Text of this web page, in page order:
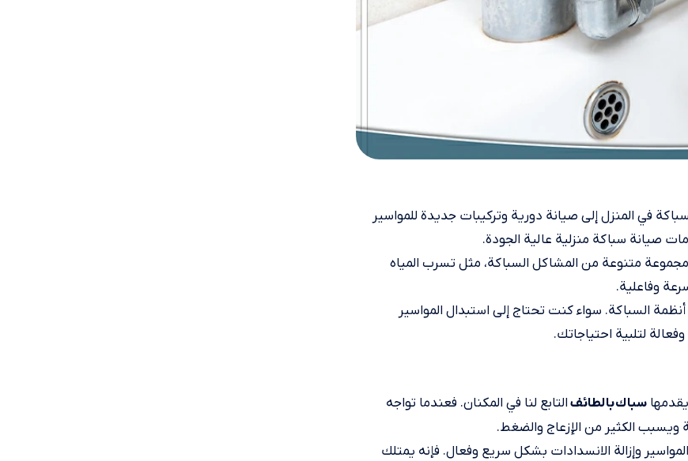
في المنزل إلى صيانة دورية وتركيبات جديدة للمواسير
صيانة سباكة منزلية عالية الجودة.
مع مجموعة متنوعة من المشاكل السباكة، مثل تسرب المياه
وفاعلية.
السباكة. سواء كنت تحتاج إلى استبدال المواسير
لتلبية احتياجاتك.
سباك بالطائفالتابع لنا في المكنان. فعندما تواجه
ويسبب الكثير من الإزعاج والضغط.
وإزالة الانسدادات بشكل سريع وفعال. فإنه يمتلك